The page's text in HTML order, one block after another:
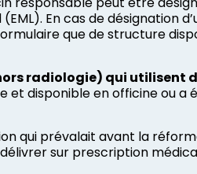
En cas de désignation
que de structure
radiologie) qui utilisent
disponible en officine ou a
qui prévalait avant la
sur prescription